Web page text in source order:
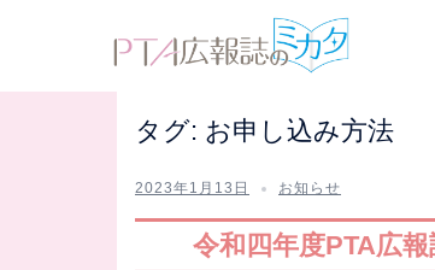
タグ: お申し込み方法
2023年1月13日 お知らせ
令和四年度PTA広